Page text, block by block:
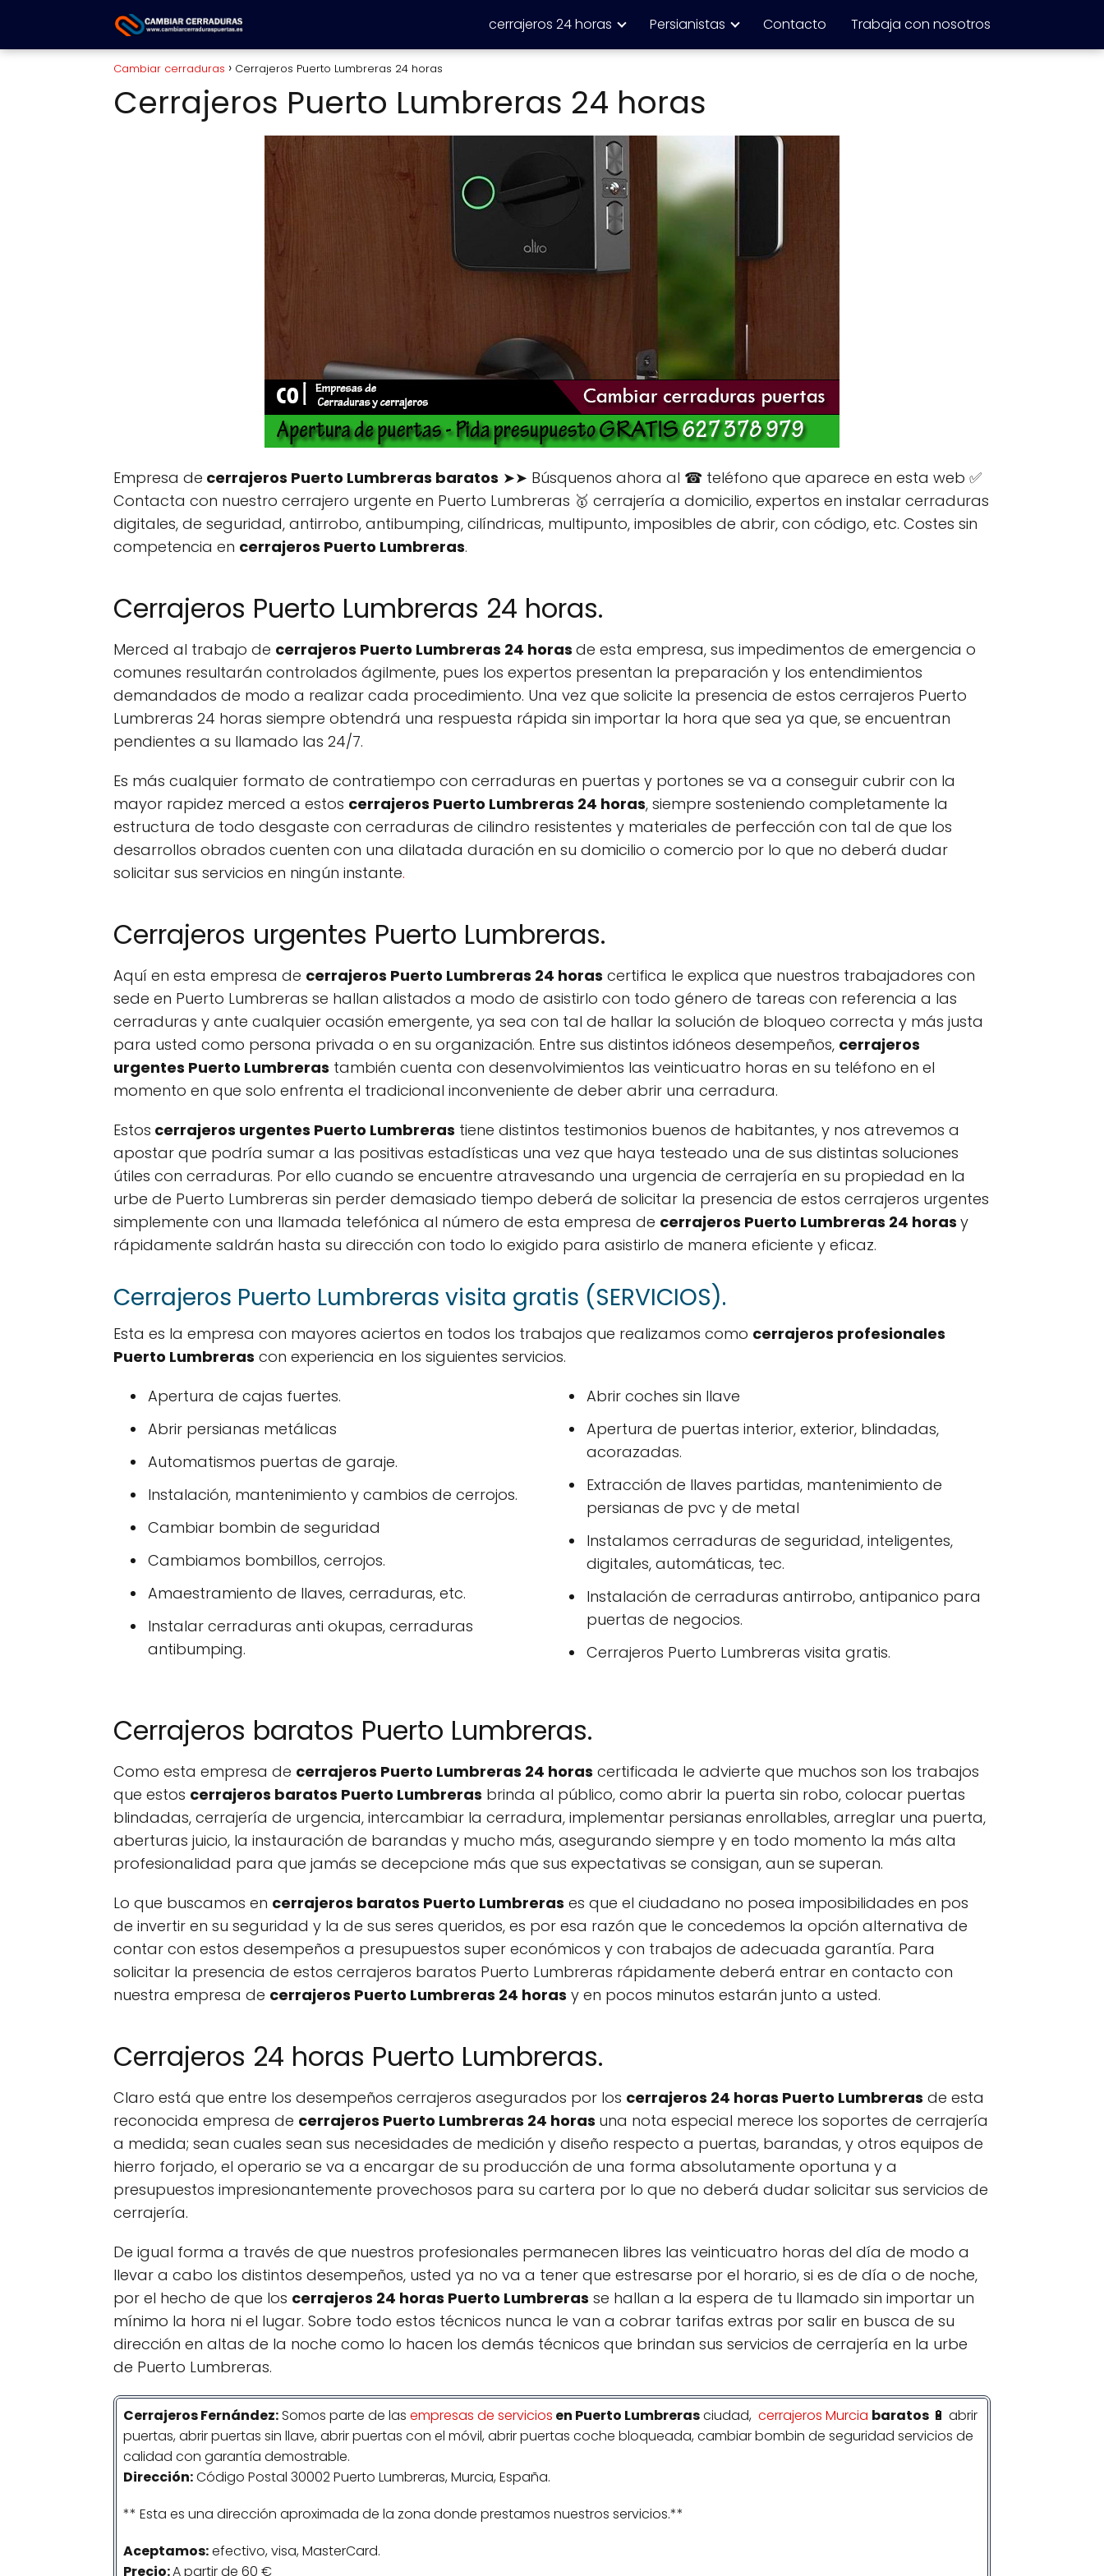
cerrajeros 24 horas Persianistas Contacto Trabaja con nosotros
Cambiar cerraduras Cerrajeros Puerto Lumbreras 24 horas
Cerrajeros Puerto Lumbreras 24 horas
Empresa de cerrajeros Puerto Lumbreras baratos ➤➤ Búsquenos ahora al ☎ teléfono que aparece en esta web ✅
Contacta con nuestro cerrajero urgente en Puerto Lumbreras 🥇 cerrajería a domicilio, expertos en instalar cerraduras
digitales, de seguridad, antirrobo, antibumping, cilíndricas, multipunto, imposibles de abrir, con código, etc. Costes sin
competencia en cerrajeros Puerto Lumbreras.
Cerrajeros Puerto Lumbreras 24 horas.
Merced al trabajo de cerrajeros Puerto Lumbreras 24 horas de esta empresa, sus impedimentos de emergencia o
comunes resultarán controlados ágilmente, pues los expertos presentan la preparación y los entendimientos
demandados de modo a realizar cada procedimiento. Una vez que solicite la presencia de estos cerrajeros Puerto
Lumbreras 24 horas siempre obtendrá una respuesta rápida sin importar la hora que sea ya que, se encuentran
pendientes a su llamado las 24/7.
Es más cualquier formato de contratiempo con cerraduras en puertas y portones se va a conseguir cubrir con la
mayor rapidez merced a estos cerrajeros Puerto Lumbreras 24 horas, siempre sosteniendo completamente la
estructura de todo desgaste con cerraduras de cilindro resistentes y materiales de perfección con tal de que los
desarrollos obrados cuenten con una dilatada duración en su domicilio o comercio por lo que no deberá dudar
solicitar sus servicios en ningún instante.
Cerrajeros urgentes Puerto Lumbreras.
Aquí en esta empresa de cerrajeros Puerto Lumbreras 24 horas certifica le explica que nuestros trabajadores con
sede en Puerto Lumbreras se hallan alistados a modo de asistirlo con todo género de tareas con referencia a las
cerraduras y ante cualquier ocasión emergente, ya sea con tal de hallar la solución de bloqueo correcta y más justa
para usted como persona privada o en su organización. Entre sus distintos idóneos desempeños, cerrajeros
urgentes Puerto Lumbreras también cuenta con desenvolvimientos las veinticuatro horas en su teléfono en el
momento en que solo enfrenta el tradicional inconveniente de deber abrir una cerradura.
Estos cerrajeros urgentes Puerto Lumbreras tiene distintos testimonios buenos de habitantes, y nos atrevemos a
apostar que podría sumar a las positivas estadísticas una vez que haya testeado una de sus distintas soluciones
útiles con cerraduras. Por ello cuando se encuentre atravesando una urgencia de cerrajería en su propiedad en la
urbe de Puerto Lumbreras sin perder demasiado tiempo deberá de solicitar la presencia de estos cerrajeros urgentes
simplemente con una llamada telefónica al número de esta empresa de cerrajeros Puerto Lumbreras 24 horas y
rápidamente saldrán hasta su dirección con todo lo exigido para asistirlo de manera eficiente y eficaz.
Cerrajeros Puerto Lumbreras visita gratis (SERVICIOS).
Esta es la empresa con mayores aciertos en todos los trabajos que realizamos como cerrajeros profesionales
Puerto Lumbreras con experiencia en los siguientes servicios.
Apertura de cajas fuertes.
Abrir persianas metálicas
Automatismos puertas de garaje.
Instalación, mantenimiento y cambios de cerrojos.
Cambiar bombin de seguridad
Cambiamos bombillos, cerrojos.
Amaestramiento de llaves, cerraduras, etc.
Instalar cerraduras anti okupas, cerraduras
antibumping.
Abrir coches sin llave
Apertura de puertas interior, exterior, blindadas,
acorazadas.
Extracción de llaves partidas, mantenimiento de
persianas de pvc y de metal
Instalamos cerraduras de seguridad, inteligentes,
digitales, automáticas, tec.
Instalación de cerraduras antirrobo, antipanico para
puertas de negocios.
Cerrajeros Puerto Lumbreras visita gratis.
Cerrajeros baratos Puerto Lumbreras.
Como esta empresa de cerrajeros Puerto Lumbreras 24 horas certificada le advierte que muchos son los trabajos
que estos cerrajeros baratos Puerto Lumbreras brinda al público, como abrir la puerta sin robo, colocar puertas
blindadas, cerrajería de urgencia, intercambiar la cerradura, implementar persianas enrollables, arreglar una puerta,
aberturas juicio, la instauración de barandas y mucho más, asegurando siempre y en todo momento la más alta
profesionalidad para que jamás se decepcione más que sus expectativas se consigan, aun se superan.
Lo que buscamos en cerrajeros baratos Puerto Lumbreras es que el ciudadano no posea imposibilidades en pos
de invertir en su seguridad y la de sus seres queridos, es por esa razón que le concedemos la opción alternativa de
contar con estos desempeños a presupuestos super económicos y con trabajos de adecuada garantía. Para
solicitar la presencia de estos cerrajeros baratos Puerto Lumbreras rápidamente deberá entrar en contacto con
nuestra empresa de cerrajeros Puerto Lumbreras 24 horas y en pocos minutos estarán junto a usted.
Cerrajeros 24 horas Puerto Lumbreras.
Claro está que entre los desempeños cerrajeros asegurados por los cerrajeros 24 horas Puerto Lumbreras de esta
reconocida empresa de cerrajeros Puerto Lumbreras 24 horas una nota especial merece los soportes de cerrajería
a medida; sean cuales sean sus necesidades de medición y diseño respecto a puertas, barandas, y otros equipos de
hierro forjado, el operario se va a encargar de su producción de una forma absolutamente oportuna y a
presupuestos impresionantemente provechosos para su cartera por lo que no deberá dudar solicitar sus servicios de
cerrajería.
De igual forma a través de que nuestros profesionales permanecen libres las veinticuatro horas del día de modo a
llevar a cabo los distintos desempeños, usted ya no va a tener que estresarse por el horario, si es de día o de noche,
por el hecho de que los cerrajeros 24 horas Puerto Lumbreras se hallan a la espera de tu llamado sin importar un
mínimo la hora ni el lugar. Sobre todo estos técnicos nunca le van a cobrar tarifas extras por salir en busca de su
dirección en altas de la noche como lo hacen los demás técnicos que brindan sus servicios de cerrajería en la urbe
de Puerto Lumbreras.
CerrajerosFernández:Somos parte de las empresas de servicios en Puerto Lumbrerasciudad, cerrajeros Murcia baratos 🔋 abrir
puertas, abrir puertas sin llave, abrir puertas con el móvil, abrir puertas coche bloqueada, cambiar bombin de seguridad servicios de
calidad con garantía demostrable.
Dirección:Código Postal 30002 Puerto Lumbreras, Murcia, España.
** Esta es una dirección aproximada de la zona donde prestamos nuestros servicios.**
Aceptamos:efectivo, visa, MasterCard.
Precio:A partir de 60 €